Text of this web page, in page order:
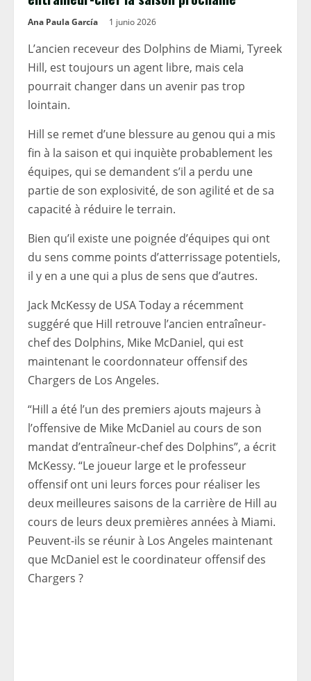
Ana Paula García 1 junio 2026
L’ancien receveur des Dolphins de Miami, Tyreek
Hill, est toujours un agent libre, mais cela
pourrait changer dans un avenir pas trop
lointain.
Hill se remet d’une blessure au genou qui a mis
fin à la saison et qui inquiète probablement les
équipes, qui se demandent s’il a perdu une
partie de son explosivité, de son agilité et de sa
capacité à réduire le terrain.
Bien qu’il existe une poignée d’équipes qui ont
du sens comme points d’atterrissage potentiels,
il y en a une qui a plus de sens que d’autres.
Jack McKessy de USA Today a récemment
suggéré que Hill retrouve l’ancien entraîneur-
chef des Dolphins, Mike McDaniel, qui est
maintenant le coordonnateur offensif des
Chargers de Los Angeles.
“Hill a été l’un des premiers ajouts majeurs à
l’offensive de Mike McDaniel au cours de son
mandat d’entraîneur-chef des Dolphins”, a écrit
McKessy. “Le joueur large et le professeur
offensif ont uni leurs forces pour réaliser les
deux meilleures saisons de la carrière de Hill au
cours de leurs deux premières années à Miami.
Peuvent-ils se réunir à Los Angeles maintenant
que McDaniel est le coordinateur offensif des
Chargers ?